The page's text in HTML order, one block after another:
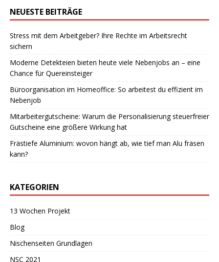
NEUESTE BEITRÄGE
Stress mit dem Arbeitgeber? Ihre Rechte im Arbeitsrecht
sichern
Moderne Detekteien bieten heute viele Nebenjobs an – eine
Chance für Quereinsteiger
Büroorganisation im Homeoffice: So arbeitest du effizient im
Nebenjob
Mitarbeitergutscheine: Warum die Personalisierung steuerfreier
Gutscheine eine größere Wirkung hat
Frästiefe Aluminium: wovon hängt ab, wie tief man Alu fräsen
kann?
KATEGORIEN
13 Wochen Projekt
Blog
Nischenseiten Grundlagen
NSC 2021